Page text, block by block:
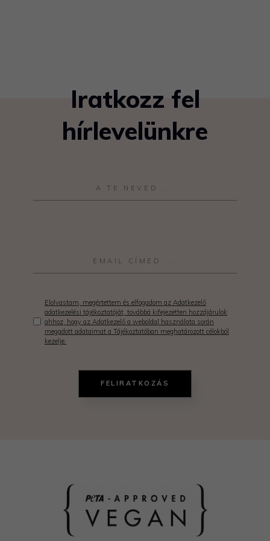
Iratkozz fel
hírlevelünkre
Elolvastam, megértettem és elfogadom az Adatkezelő
adatkezelési tájékoztatóját, továbbá kifejezetten hozzájárulok
ahhoz, hogy az Adatkezelő a weboldal használata során
megadott adataimat a Tájékoztatóban meghatározott célokból
kezelje.
FELIRATKOZÁS